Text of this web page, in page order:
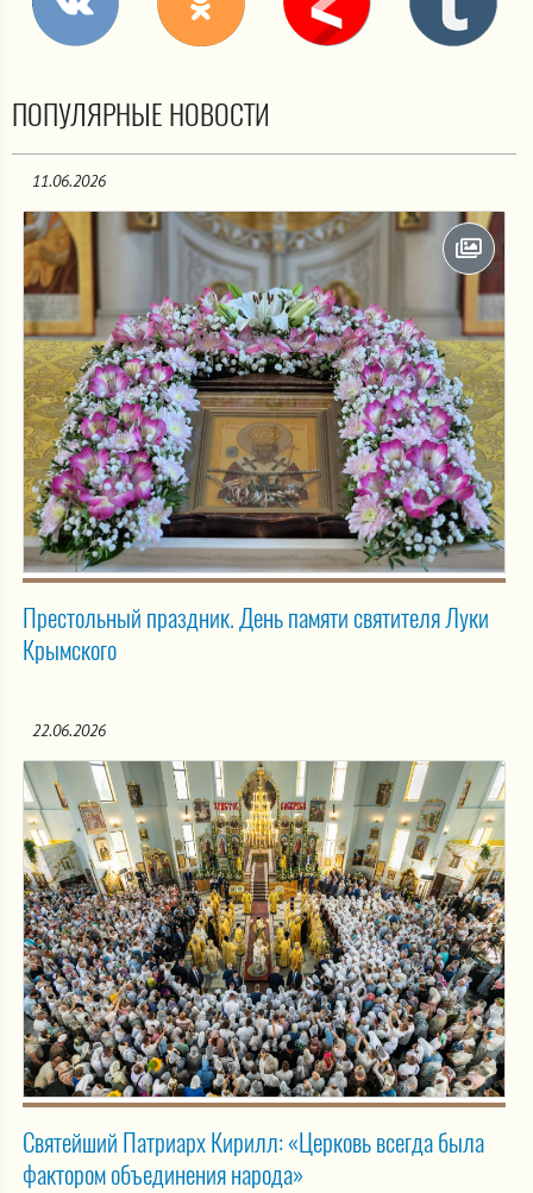
ПОПУЛЯРНЫЕ НОВОСТИ
11.06.2026
Престольный праздник. День памяти святителя Луки
Крымского
22.06.2026
Святейший Патриарх Кирилл: «Церковь всегда была
фактором объединения народа»